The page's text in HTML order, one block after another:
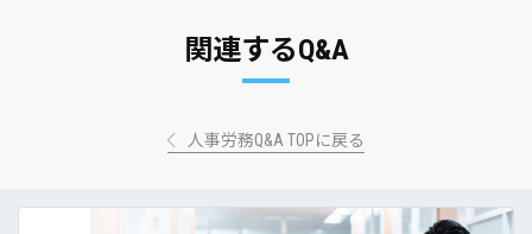
関連するQ&A
人事労務Q&A TOPに戻る